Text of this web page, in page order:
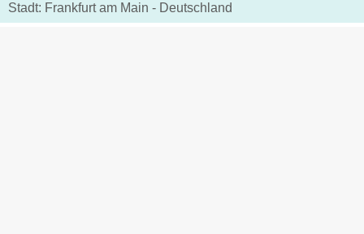
Stadt: Frankfurt am Main - Deutschland